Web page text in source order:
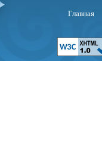
Главная